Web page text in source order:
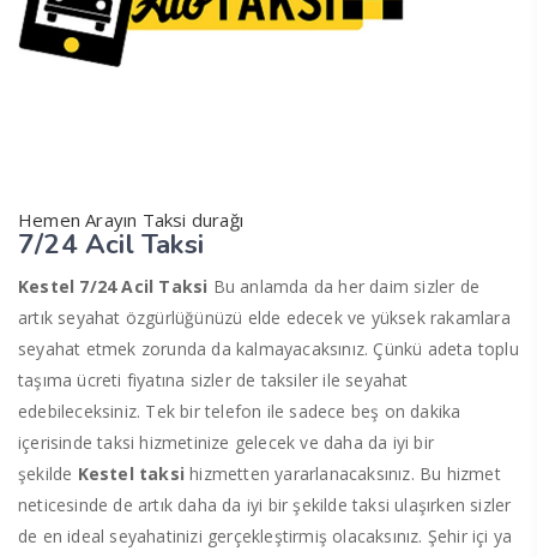
Hemen Arayın Taksi durağı
7/24 Acil Taksi
Kestel 7/24 Acil Taksi Bu anlamda da her daim sizler de
artık seyahat özgürlüğünüzü elde edecek ve yüksek rakamlara
seyahat etmek zorunda da kalmayacaksınız. Çünkü adeta toplu
taşıma ücreti fiyatına sizler de taksiler ile seyahat
edebileceksiniz. Tek bir telefon ile sadece beş on dakika
içerisinde taksi hizmetinize gelecek ve daha da iyi bir
şekilde Kestel taksi hizmetten yararlanacaksınız. Bu hizmet
neticesinde de artık daha da iyi bir şekilde taksi ulaşırken sizler
de en ideal seyahatinizi gerçekleştirmiş olacaksınız. Şehir içi ya